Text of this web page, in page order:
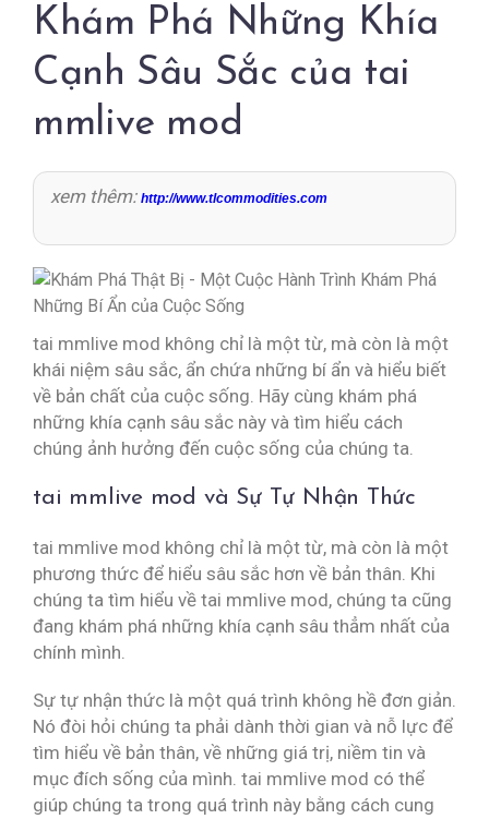
Khám Phá Những Khía
Cạnh Sâu Sắc của tai
mmlive mod
xem thêm: http://www.tlcommodities.com
tai mmlive mod không chỉ là một từ, mà còn là một
khái niệm sâu sắc, ẩn chứa những bí ẩn và hiểu biết
về bản chất của cuộc sống. Hãy cùng khám phá
những khía cạnh sâu sắc này và tìm hiểu cách
chúng ảnh hưởng đến cuộc sống của chúng ta.
tai mmlive mod và Sự Tự Nhận Thức
tai mmlive mod không chỉ là một từ, mà còn là một
phương thức để hiểu sâu sắc hơn về bản thân. Khi
chúng ta tìm hiểu về tai mmlive mod, chúng ta cũng
đang khám phá những khía cạnh sâu thẳm nhất của
chính mình.
Sự tự nhận thức là một quá trình không hề đơn giản.
Nó đòi hỏi chúng ta phải dành thời gian và nỗ lực để
tìm hiểu về bản thân, về những giá trị, niềm tin và
mục đích sống của mình. tai mmlive mod có thể
giúp chúng ta trong quá trình này bằng cách cung